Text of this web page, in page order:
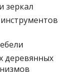
зеркал
деревянных